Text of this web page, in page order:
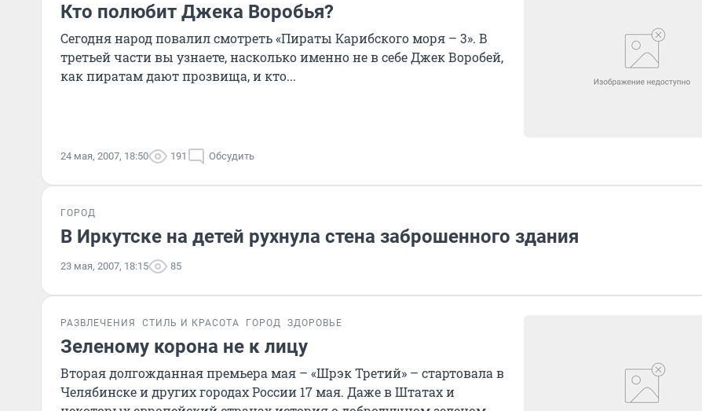
Кто полюбит Джека Воробья?
Сегодня народ повалил смотреть «Пираты Карибского моря – 3». В
третьей части вы узнаете, насколько именно не в себе Джек Воробей,
как пиратам дают прозвища, и кто...
24 мая, 2007, 18:50 191 Обсудить
ГОРОД
В Иркутске на детей рухнула стена заброшенного здания
23 мая, 2007, 18:15 85
РАЗВЛЕЧЕНИЯ СТИЛЬ И КРАСОТА ГОРОД ЗДОРОВЬЕ
Зеленому корона не к лицу
Вторая долгожданная премьера мая – «Шрэк Третий» – стартовала в
Челябинске и других городах России 17 мая. Даже в Штатах и